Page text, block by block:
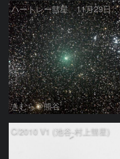
ハートレー彗星 11月29日未明
きむら＠熊谷
C/2010 V1 (池谷-村上彗星)